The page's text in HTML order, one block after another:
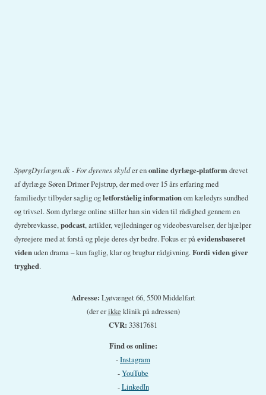
SpørgDyrlægen.dk - For dyrenes skylder enonline dyrlæge-platformdrevet
af dyrlæge Søren Drimer Pejstrup, der med over 15 års erfaring med
familiedyr tilbyder saglig ogletforståelig informationom kæledyrs sundhed
og trivsel. Som dyrlæge online stiller han sin viden til rådighed gennem en
dyrebrevkasse,podcast, artikler, vejledninger og videobesvarelser, der hjælper
dyreejere med at forstå og pleje deres dyr bedre. Fokus er påevidensbaseret
videnuden drama – kun faglig, klar og brugbar rådgivning.Fordi viden giver
tryghed.
Adresse: Lyøvænget 66, 5500 Middelfart
(der erikke klinik på adressen)
CVR: 33817681
Find os online:
-Instagram
-YouTube
-LinkedIn